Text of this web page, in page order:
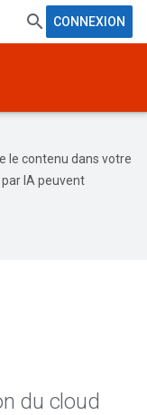
CONNEXION
le contenu dans votre
IA peuvent
du cloud